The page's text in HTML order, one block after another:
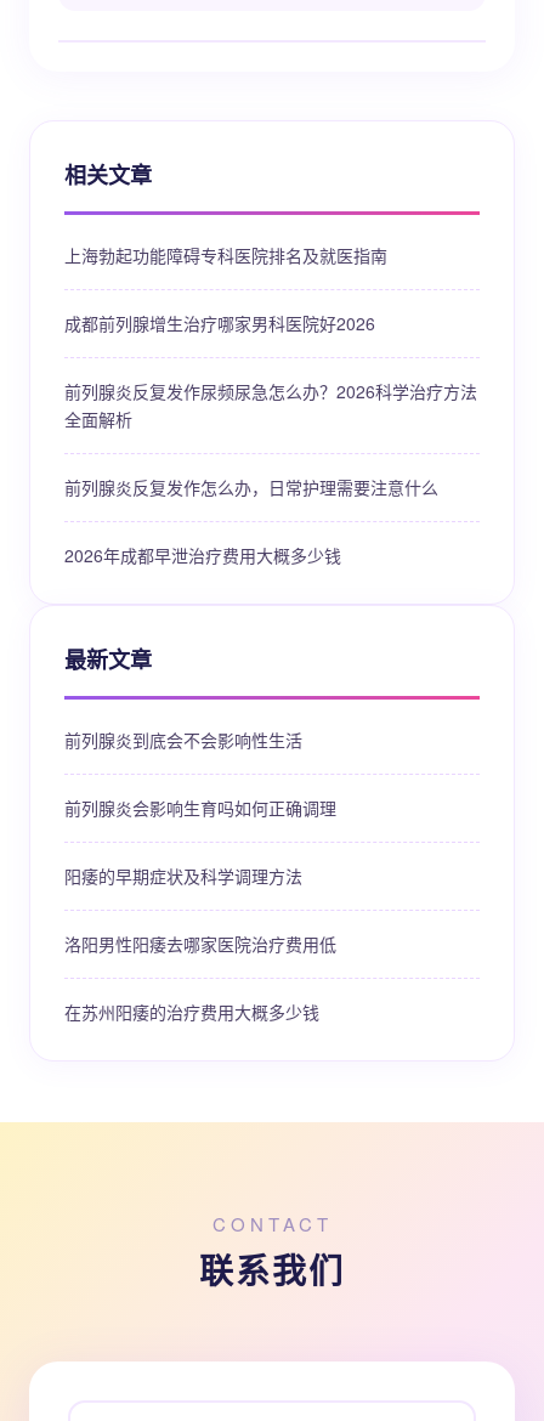
相关文章
上海勃起功能障碍专科医院排名及就医指南
成都前列腺增生治疗哪家男科医院好2026
前列腺炎反复发作尿频尿急怎么办？2026科学治疗方法
全面解析
前列腺炎反复发作怎么办，日常护理需要注意什么
2026年成都早泄治疗费用大概多少钱
最新文章
前列腺炎到底会不会影响性生活
前列腺炎会影响生育吗如何正确调理
阳痿的早期症状及科学调理方法
洛阳男性阳痿去哪家医院治疗费用低
在苏州阳痿的治疗费用大概多少钱
CONTACT
联系我们